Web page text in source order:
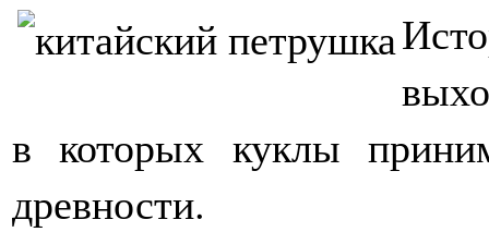
в которых куклы
древности.